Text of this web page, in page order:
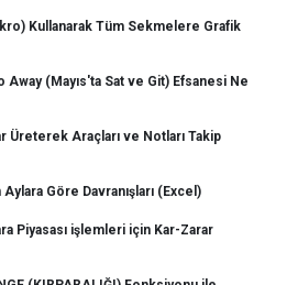
Kullanarak Tüm Sekmelere Grafik
Away (Mayıs'ta Sat ve Git) Efsanesi Ne
Üreterek Araçları ve Notları Takip
Aylara Göre Davranışları (Excel)
Piyasası işlemleri için Kar-Zarar